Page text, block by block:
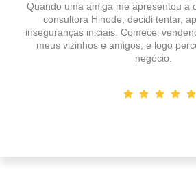
Quando uma amiga me apresentou a
consultora Hinode, decidi tentar,
inseguranças iniciais. Comecei
meus vizinhos e amigos, e logo
negócio.